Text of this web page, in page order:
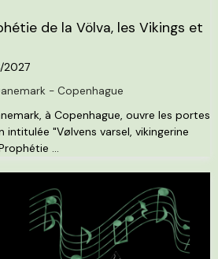
de la Völva, les Vikings et
2027
- Copenhague
à Copenhague, ouvre les portes
intitulée "Vølvens varsel, vikingerine
...